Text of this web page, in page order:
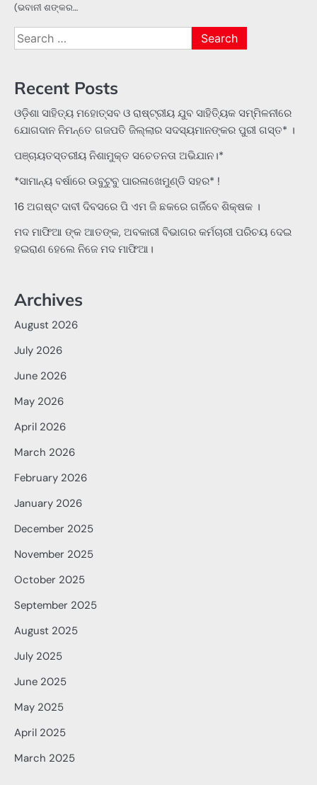
(ଭବାନୀ ଶଙ୍କର…
Search
for:
Recent Posts
ଓଡ଼ିଶା ସାହିତ୍ୟ ମହୋତ୍ସବ ଓ ରାଷ୍ଟ୍ରୀୟ ଯୁବ ସାହିତ୍ୟିକ ସମ୍ମିଳନୀରେ
ଯୋଗଦାନ ନିମନ୍ତେ ଗଜପତି ଜିଲ୍ଲାର ସଦସ୍ୟମାନଙ୍କର ପୁରୀ ଗସ୍ତ* ।
ପଞ୍ଚାୟତସ୍ତରୀୟ ନିଶାମୁକ୍ତ ସଚେତନତା ଅଭିଯାନ।*
*ସାମାନ୍ୟ ବର୍ଷାରେ ଉବୁଟୁବୁ ପାରଳାଖେମୁଣ୍ଡି ସହର* !
16 ଅଗଷ୍ଟ ଦାବୀ ଦିବସରେ ପି ଏମ ଜି ଛକରେ ଗର୍ଜିବେ ଶିକ୍ଷକ ।
ମଦ ମାଫିଆ ଙ୍କ ଆତଙ୍କ, ଅବକାରୀ ବିଭାଗର କର୍ମଚାରୀ ପରିଚୟ ଦେଇ
ହଇରାଣ ହେଲେ ନିଜେ ମଦ ମାଫିଆ।
Archives
August 2026
July 2026
June 2026
May 2026
April 2026
March 2026
February 2026
January 2026
December 2025
November 2025
October 2025
September 2025
August 2025
July 2025
June 2025
May 2025
April 2025
March 2025